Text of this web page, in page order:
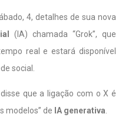
4, detalhes de sua nova
(IA) chamada “Grok”, que
real e estará disponível
social.
que a ligação com o X é
modelos” de IA generativa